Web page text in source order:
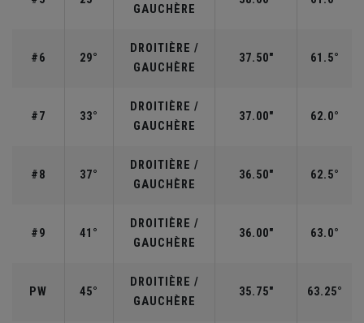
GAUCHÈRE
#6 29°
DROITIÈRE /
GAUCHÈRE
37.50" 61.5°
#7 33°
DROITIÈRE /
GAUCHÈRE
37.00" 62.0°
#8 37°
DROITIÈRE /
GAUCHÈRE
36.50" 62.5°
#9 41°
DROITIÈRE /
GAUCHÈRE
36.00" 63.0°
PW 45°
DROITIÈRE /
GAUCHÈRE
35.75" 63.25°